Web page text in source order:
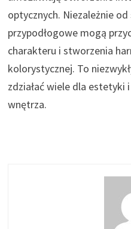
optycznych. Niezależnie
przypodłogowe mogą
charakteru i stworzenia
kolorystycznej. To
zdziałać wiele dla
wnętrza.